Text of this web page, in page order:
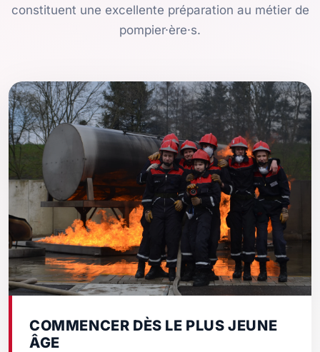
constituent une excellente préparation au métier de
pompier·ère·s.
COMMENCER DÈS LE PLUS JEUNE
ÂGE